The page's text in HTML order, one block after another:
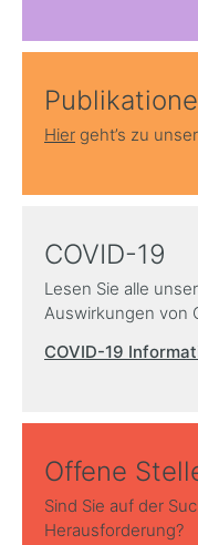
Hier geht’s zu
COVID-19
Lesen Sie alle
Auswirkungen von
COVID-19
Offene
Sind Sie auf der
Herausforderung?